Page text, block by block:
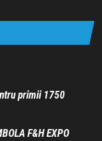
primii 1750
F&H EXPO